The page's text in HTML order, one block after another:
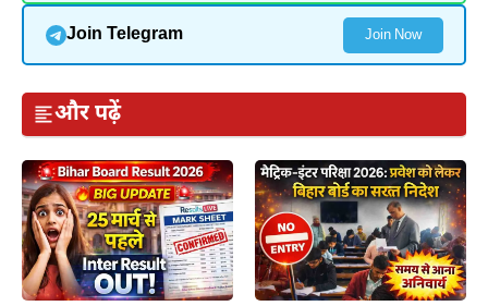
Join Telegram Join Now
और पढ़ें